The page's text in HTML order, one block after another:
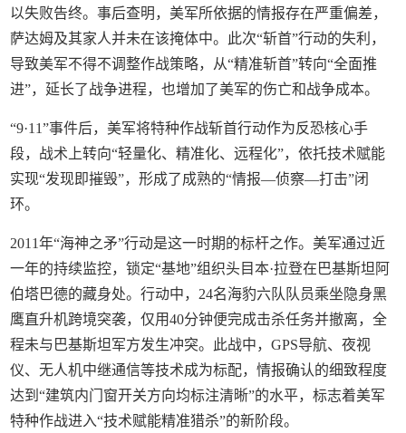
以失败告终。事后查明，美军所依据的情报存在严重偏差，
萨达姆及其家人并未在该掩体中。此次“斩首”行动的失利，
导致美军不得不调整作战策略，从“精准斩首”转向“全面推
进”，延长了战争进程，也增加了美军的伤亡和战争成本。
“9·11”事件后，美军将特种作战斩首行动作为反恐核心手
段，战术上转向“轻量化、精准化、远程化”，依托技术赋能
实现“发现即摧毁”，形成了成熟的“情报—侦察—打击”闭
环。
2011年“海神之矛”行动是这一时期的标杆之作。美军通过近
一年的持续监控，锁定“基地”组织头目本·拉登在巴基斯坦阿
伯塔巴德的藏身处。行动中，24名海豹六队队员乘坐隐身黑
鹰直升机跨境突袭，仅用40分钟便完成击杀任务并撤离，全
程未与巴基斯坦军方发生冲突。此战中，GPS导航、夜视
仪、无人机中继通信等技术成为标配，情报确认的细致程度
达到“建筑内门窗开关方向均标注清晰”的水平，标志着美军
特种作战进入“技术赋能精准猎杀”的新阶段。